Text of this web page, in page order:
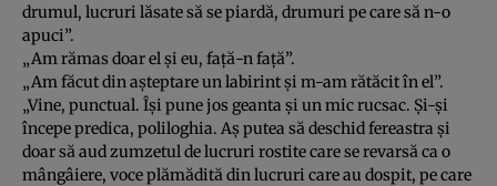
drumul, lucruri lăsate să se piardă, drumuri pe care să n-o
apuci”.
„Am rămas doar el şi eu, faţă-n faţă”.
„Am făcut din aşteptare un labirint şi m-am rătăcit în el”.
„Vine, punctual. Îşi pune jos geanta şi un mic rucsac. Şi-şi
începe predica, poliloghia. Aş putea să deschid fereastra şi
doar să aud zumzetul de lucruri rostite care se revarsă ca o
mângâiere, voce plămădită din lucruri care au dospit, pe care